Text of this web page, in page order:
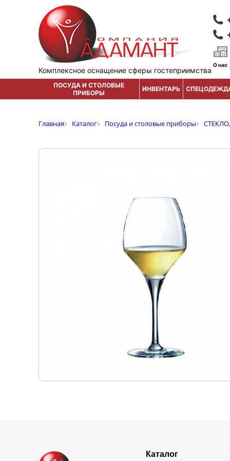
Комплексное оснащение сферы гостеприимства
О нас
ПОСУДА И СТОЛОВЫЕ
ПРИБОРЫ
ИНВЕНТАРЬ
Главная Каталог Посуда и столовые приборы
Каталог